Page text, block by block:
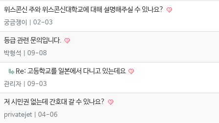
위스콘신 주와 위스콘신대학교에 대해 설명해주실 수 있나요?
궁금쟁이 | 02-03
등급 관련 문의입니다.
박형석 | 09-08
Re: 고등학교를 일본에서 다니고 있는데요
관리자 | 09-03
저 시민권 없는데 간호대 갈 수 있나요?
privatejet | 04-06